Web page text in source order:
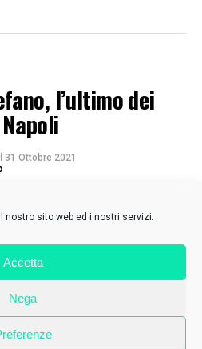
nostro sito web ed i nostri servizi.
Accetta
Nega
l’ultimo dei
31 Ottobre 2021